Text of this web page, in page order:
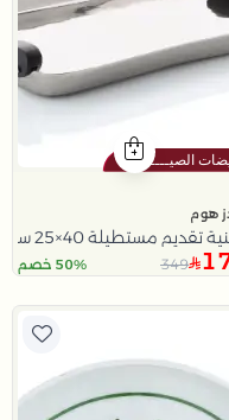
هوم
مستطيلة 40×25 سم فضي وأسود خشبية بمقابض خشبية من نقاء
349 50% خصم